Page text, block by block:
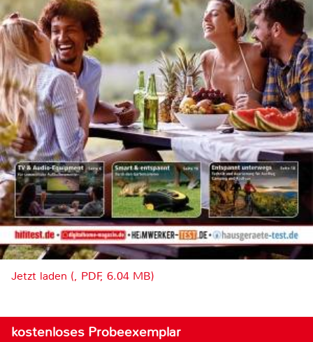
Jetzt laden (, PDF, 6.04 MB)
kostenloses Probeexemplar